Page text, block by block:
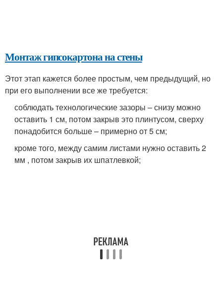
Монтаж гипсокартона на стены
Этот этап кажется более простым, чем предыдущий, но
при его выполнении все же требуется:
соблюдать технологические зазоры – снизу можно
оставить 1 см, потом закрыв это плинтусом, сверху
понадобится больше – примерно от 5 см;
кроме того, между самим листами нужно оставить 2
мм , потом закрыв их шпатлевкой;